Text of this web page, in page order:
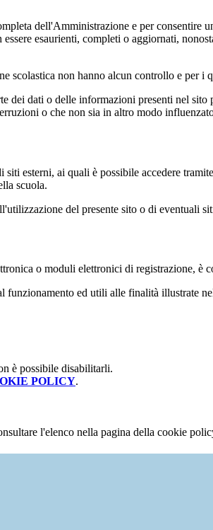
dell'Amministrazione e per consentire
esaurienti, completi o aggiornati,
non hanno alcun controllo e per i
dati o delle informazioni presenti nel
o che non sia in altro modo
esterni, ai quali è possibile accedere
scuola.
del presente sito o di eventuali
o moduli elettronici di registrazione, è
funzionamento ed utili alle finalità illustrate
è possibile disabilitarli.
POLICY.
l'elenco nella pagina della cookie